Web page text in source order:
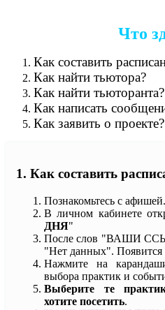
Что
Как составить
Как найти тьютора?
Как найти тьюторанта?
Как написать
Как заявить о проекте?
1. Как составить
Познакомьтесь с афишей.
В личном кабинете
ДНЯ"
После слов "ВАШИ
"Нет данных". Появится
Нажмите на
выбора практик и
Выберите те
хотите посетить.